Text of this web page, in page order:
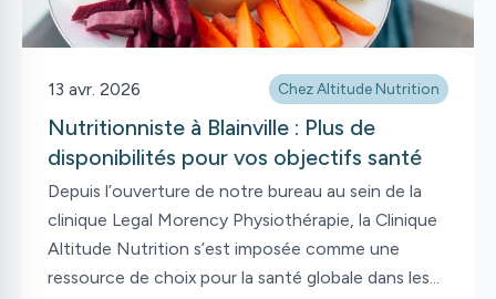
13 avr. 2026 Chez Altitude Nutrition
Nutritionniste à Blainville : Plus de
disponibilités pour vos objectifs santé
Depuis l’ouverture de notre bureau au sein de la
clinique Legal Morency Physiothérapie, la Clinique
Altitude Nutrition s’est imposée comme une
ressource de choix pour la santé globale dans les